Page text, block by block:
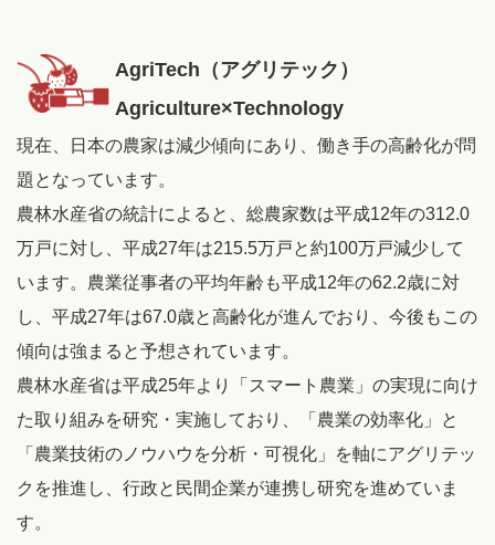
AgriTech（アグリテック）
Agriculture×Technology
現在、日本の農家は減少傾向にあり、働き手の高齢化が問
題となっています。
農林水産省の統計によると、総農家数は平成12年の312.0
万戸に対し、平成27年は215.5万戸と約100万戸減少して
います。農業従事者の平均年齢も平成12年の62.2歳に対
し、平成27年は67.0歳と高齢化が進んでおり、今後もこの
傾向は強まると予想されています。
農林水産省は平成25年より「スマート農業」の実現に向け
た取り組みを研究・実施しており、「農業の効率化」と
「農業技術のノウハウを分析・可視化」を軸にアグリテッ
クを推進し、行政と民間企業が連携し研究を進めていま
す。